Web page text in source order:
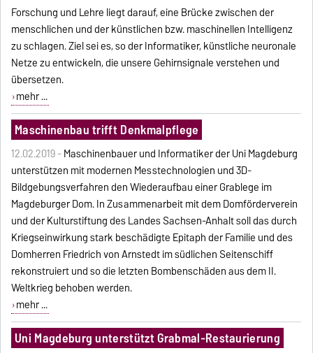
Forschung und Lehre liegt darauf, eine Brücke zwischen der
menschlichen und der künstlichen bzw. maschinellen Intelligenz
zu schlagen. Ziel sei es, so der Informatiker, künstliche neuronale
Netze zu entwickeln, die unsere Gehirnsignale verstehen und
übersetzen.
mehr ...
Maschinenbau trifft Denkmalpflege
12.02.2019 -Maschinenbauer und Informatiker der Uni Magdeburg
unterstützen mit modernen Messtechnologien und 3D-
Bildgebungsverfahren den Wiederaufbau einer Grablege im
Magdeburger Dom. In Zusammenarbeit mit dem Domförderverein
und der Kulturstiftung des Landes Sachsen-Anhalt soll das durch
Kriegseinwirkung stark beschädigte Epitaph der Familie und des
Domherren Friedrich von Arnstedt im südlichen Seitenschiff
rekonstruiert und so die letzten Bombenschäden aus dem II.
Weltkrieg behoben werden.
mehr ...
Uni Magdeburg unterstützt Grabmal-Restaurierung